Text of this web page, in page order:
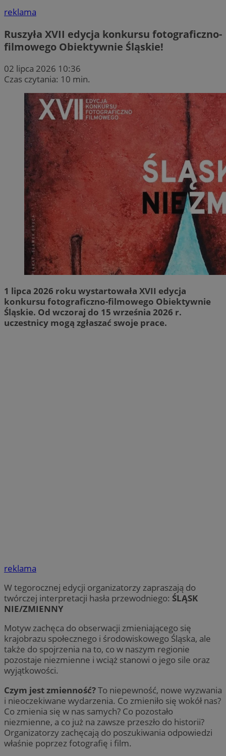
reklama
Ruszyła XVII edycja konkursu fotograficzno-
filmowego Obiektywnie Śląskie!
02 lipca 2026 10:36
Czas czytania: 10 min.
1 lipca 2026 roku wystartowała XVII edycja
konkursu fotograficzno-filmowego Obiektywnie
Śląskie. Od wczoraj do 15 września 2026 r.
uczestnicy mogą zgłaszać swoje prace.
reklama
W tegorocznej edycji organizatorzy zapraszają do
twórczej interpretacji hasła przewodniego: ŚLĄSK
NIE/ZMIENNY
Motyw zachęca do obserwacji zmieniającego się
krajobrazu społecznego i środowiskowego Śląska, ale
także do spojrzenia na to, co w naszym regionie
pozostaje niezmienne i wciąż stanowi o jego sile oraz
wyjątkowości.
Czym jest zmienność?To niepewność, nowe wyzwania
i nieoczekiwane wydarzenia. Co zmieniło się wokół nas?
Co zmienia się w nas samych? Co pozostało
niezmienne, a co już na zawsze przeszło do historii?
Organizatorzy zachęcają do poszukiwania odpowiedzi
właśnie poprzez fotografię i film.